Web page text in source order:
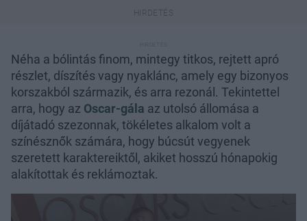
Néha a bólintás finom, mintegy titkos, rejtett apró
részlet, díszítés vagy nyaklánc, amely egy bizonyos
korszakból származik, és arra rezonál. Tekintettel
arra, hogy az Oscar-gála az utolsó állomása a
díjátadó szezonnak, tökéletes alkalom volt a
színésznők számára, hogy búcsút vegyenek
szeretett karaktereiktől, akiket hosszú hónapokig
alakítottak és reklámoztak.